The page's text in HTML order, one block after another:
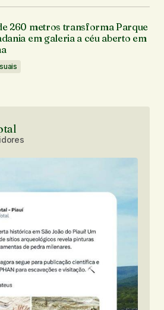
260 metros transforma Parque
em galeria a céu aberto em